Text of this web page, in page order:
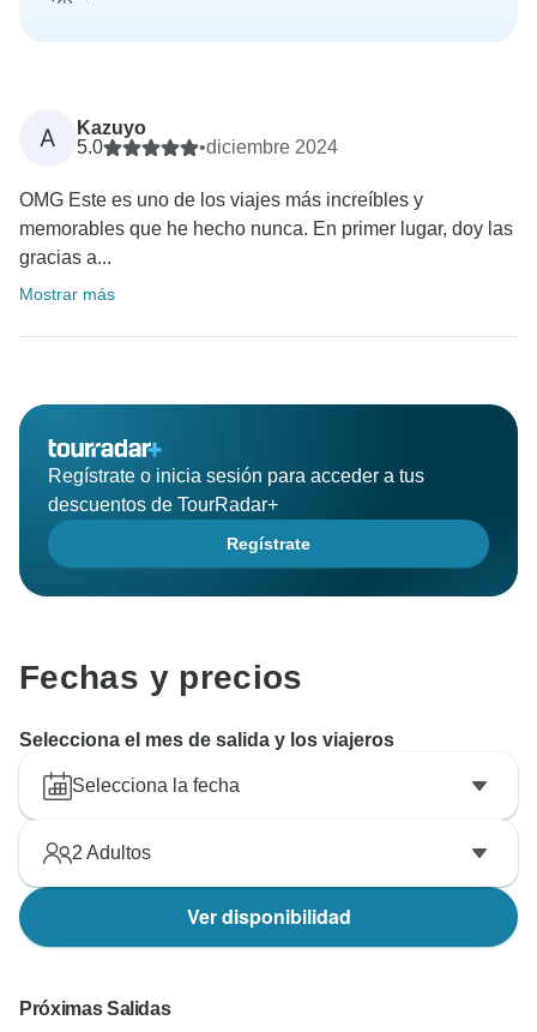
A
Kazuyo
5.0
•diciembre 2024
OMG Este es uno de los viajes más increíbles y
memorables que he hecho nunca. En primer lugar, doy las
gracias a...
Mostrar más
Regístrate o inicia sesión para acceder a tus
descuentos de TourRadar+
Regístrate
Fechas y precios
Selecciona el mes de salida y los viajeros
Selecciona la fecha
2 Adultos
Ver disponibilidad
Próximas Salidas